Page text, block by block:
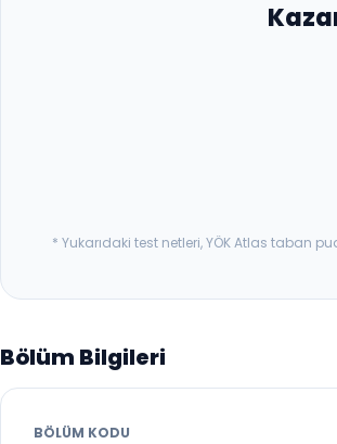
* Yukarıdaki test netleri, YÖK Atlas taban
Bölüm Bilgileri
BÖLÜM KODU